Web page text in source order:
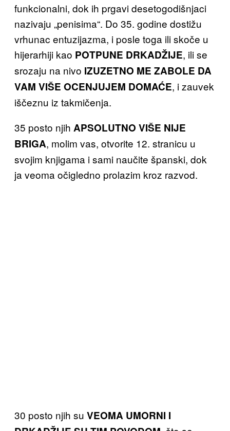
funkcionalni, dok ih prgavi desetogodišnjaci
nazivaju „penisima“. Do 35. godine dostižu
vrhunac entuzijazma, i posle toga ili skoče u
hijerarhiji kao POTPUNE DRKADŽIJE, ili se
srozaju na nivo IZUZETNO ME ZABOLE DA
VAM VIŠE OCENJUJEM DOMAĆE, i zauvek
iščeznu iz takmičenja.
35 posto njih APSOLUTNO VIŠE NIJE
BRIGA, molim vas, otvorite 12. stranicu u
svojim knjigama i sami naučite španski, dok
ja veoma očigledno prolazim kroz razvod.
30 posto njih su VEOMA UMORNI I